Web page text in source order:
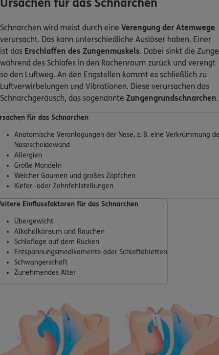
Ursachen für das Schnarchen
Schnarchen wird meist durch eine Verengung der Atemwege
verursacht. Das kann unterschiedliche Auslöser haben. Einer
ist das Erschlaffen des Zungenmuskels. Dabei sinkt die Zunge
während des Schlafes in den Rachenraum zurück und verengt
so den Luftweg. An den Engstellen kommt es schließlich zu
Luftverwirbelungen und Vibrationen. Diese verursachen das
Schnarchgeräusch, das sogenannte Zungengrundschnarchen.
für das Schnarchen
Anatomische Veranlagungen der Nase, z. B. eine Verkrümmung
Nasescheidewand
Allergien
Große Mandeln
Weicher Gaumen und großes Zäpfchen
Kiefer- oder Zahnfehlstellungen
Einflussfaktoren für das Schnarchen
Übergewicht
Alkoholkonsum und Rauchen
Schlaflage auf dem Rücken
Entspannungsmedikamente oder Schlaftabletten
Schwangerschaft
Zunehmendes Alter